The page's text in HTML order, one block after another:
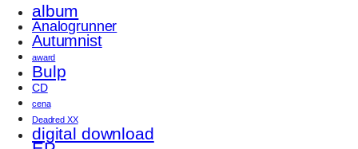
album
Analogrunner
Autumnist
award
Bulp
CD
cena
Deadred XX
digital download